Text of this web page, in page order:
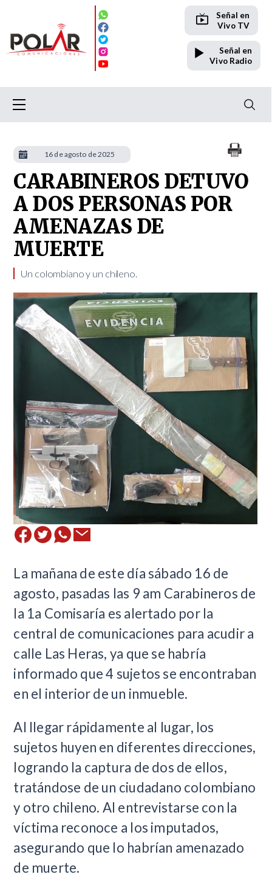
Señal en
Vivo TV
Señal en
Vivo Radio
CARABINEROS DETUVO
A DOS PERSONAS POR
AMENAZAS DE
MUERTE
Un colombiano y un chileno. ​
La mañana de este día sábado 16 de
agosto, pasadas las 9 am Carabineros de
la 1a Comisaría es alertado por la
central de comunicaciones para acudir a
calle Las Heras, ya que se habría
informado que 4 sujetos se encontraban
en el interior de un inmueble.
Al llegar rápidamente al lugar, los
sujetos huyen en diferentes direcciones,
logrando la captura de dos de ellos,
tratándose de un ciudadano colombiano
y otro chileno. Al entrevistarse con la
víctima reconoce a los imputados,
asegurando que lo habrían amenazado
de muerte.
16 de agosto de 2025